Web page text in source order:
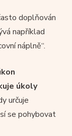
doplňován
například
náplně“.
úkoly
určuje
se pohybovat